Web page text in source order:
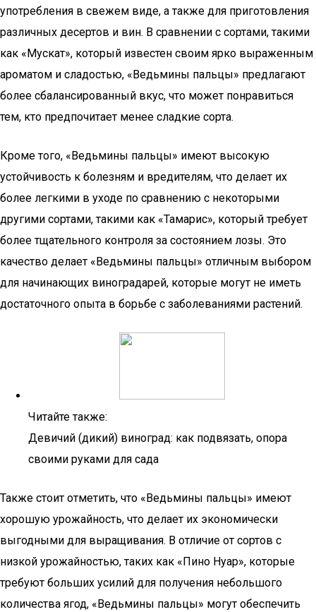
употребления в свежем виде, а также для приготовления
различных десертов и вин. В сравнении с сортами, такими
как «Мускат», который известен своим ярко выраженным
ароматом и сладостью, «Ведьмины пальцы» предлагают
более сбалансированный вкус, что может понравиться
тем, кто предпочитает менее сладкие сорта.
Кроме того, «Ведьмины пальцы» имеют высокую
устойчивость к болезням и вредителям, что делает их
более легкими в уходе по сравнению с некоторыми
другими сортами, такими как «Тамарис», который требует
более тщательного контроля за состоянием лозы. Это
качество делает «Ведьмины пальцы» отличным выбором
для начинающих виноградарей, которые могут не иметь
достаточного опыта в борьбе с заболеваниями растений.
Читайте также:
Девичий (дикий) виноград: как подвязать, опора
своими руками для сада
Также стоит отметить, что «Ведьмины пальцы» имеют
хорошую урожайность, что делает их экономически
выгодными для выращивания. В отличие от сортов с
низкой урожайностью, таких как «Пино Нуар», которые
требуют больших усилий для получения небольшого
количества ягод, «Ведьмины пальцы» могут обеспечить